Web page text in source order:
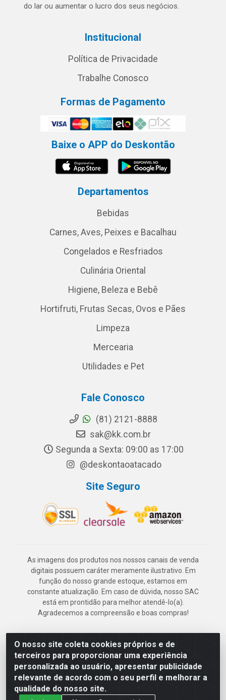
O nosso site coleta cookies próprios e de
terceiros para proporcionar uma experiência
personalizada ao usuário, apresentar publicidade
relevante de acordo com o seu perfil e melhorar a
qualidade do nosso site.
do lar ou aumentar o lucro dos seus negócios.
Institucional
Política de Privacidade
Trabalhe Conosco
Formas de Pagamento
Baixe o APP do Deskontão
Departamentos
Bebidas
Carnes, Aves, Peixes e Bacalhau
Congelados e Resfriados
Culinária Oriental
Higiene, Beleza e Bebê
Hortifruti, Frutas Secas, Ovos e Pães
Limpeza
Mercearia
Utilidades e Pet
Fale Conosco
(81) 2121-8888
sak@kk.com.br
Segunda a Sexta: 09:00 as 17:00
@deskontaoatacado
Site Seguro
As imagens dos produtos nos nossos canais de venda
digitais possuem caráter meramente ilustrativo. Em
função do nosso grande estoque, estamos em
constante atualização. Em caso de dúvida, nosso SAC
está em prontidão para melhor atendê-lo(a).
Agradecemos a compreensão e boas compras!
Deskontão Atacado - Av. Marechal Mascarenhas de Morais, 2471 -
Imbiribeira - Recife/PE - CEP 51.150-001 - CNPJ 24.150.377/0003-
57